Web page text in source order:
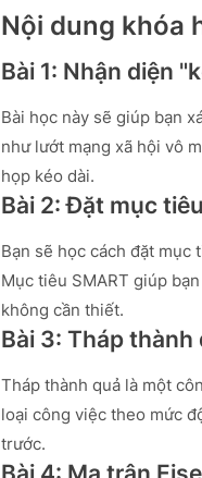
Nội dung khóa
Bài 1: Nhận diện
Bài học này sẽ giúp bạn
như lướt mạng xã hội vô
họp kéo dài.
Bài 2: Đặt mục
Bạn sẽ học cách đặt mục
Mục tiêu SMART giúp
không cần thiết.
Bài 3: Tháp
Tháp thành quả là một
loại công việc theo mức
trước.